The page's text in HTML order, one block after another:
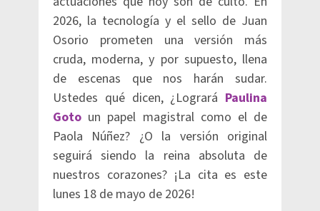
2026, la tecnología y el sello de Juan
Osorio prometen una versión más
cruda, moderna, y por supuesto, llena
de escenas que nos harán sudar.
Ustedes qué dicen, ¿Logrará Paulina
Goto un papel magistral como el de
Paola Núñez? ¿O la versión original
seguirá siendo la reina absoluta de
nuestros corazones? ¡La cita es este
lunes 18 de mayo de 2026!